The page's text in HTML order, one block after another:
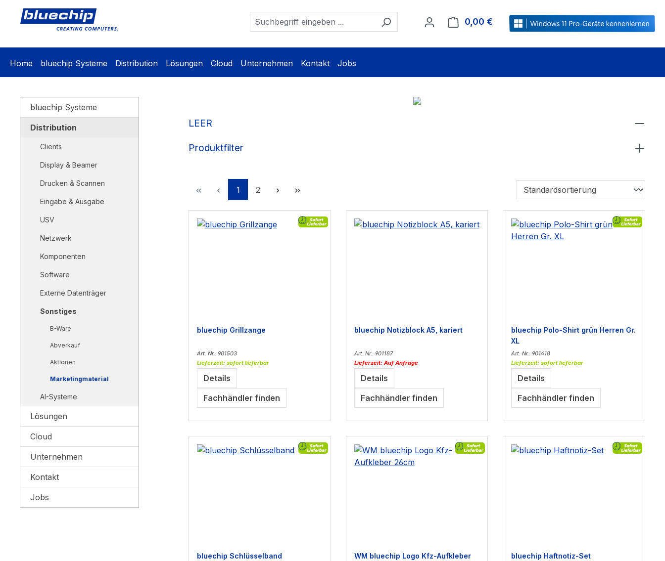
Zur Hauptnavigation springen
0,00 € Warenkorb enthält 0 Positionen. Der
Home bluechip Systeme Distribution Lösungen Cloud Unternehmen Kontakt Jobs
bluechip Systeme
Distribution
Clients
Display & Beamer
Drucken & Scannen
Eingabe & Ausgabe
USV
Netzwerk
Komponenten
Software
Externe Datenträger
Sonstiges
B-Ware
Abverkauf
Aktionen
Marketingmaterial
AI-Systeme
Lösungen
Cloud
Unternehmen
Kontakt
Jobs
LEER
Produktfilter
Seite
1 Seite
2
bluechip Grillzange
Art. Nr.: 901503
Lieferzeit: sofort lieferbar
Details
Fachhändler finden
bluechip Notizblock A5, kariert
Art. Nr.: 901187
Lieferzeit: Auf Anfrage
Details
Fachhändler finden
bluechip Polo-Shirt grün Herren Gr.
XL
Art. Nr.: 901418
Lieferzeit: sofort lieferbar
Details
Fachhändler finden
bluechip Schlüsselband
WM bluechip Logo Kfz-Aufkleber
bluechip Haftnotiz-Set